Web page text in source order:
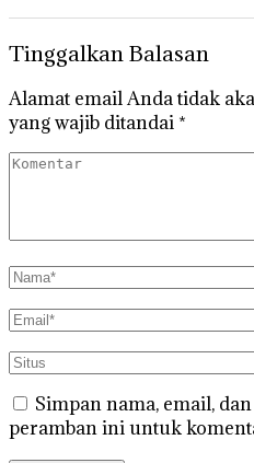
Tinggalkan Balasan
Alamat email Anda tidak
yang wajib ditandai *
Simpan nama, email,
peramban ini untuk